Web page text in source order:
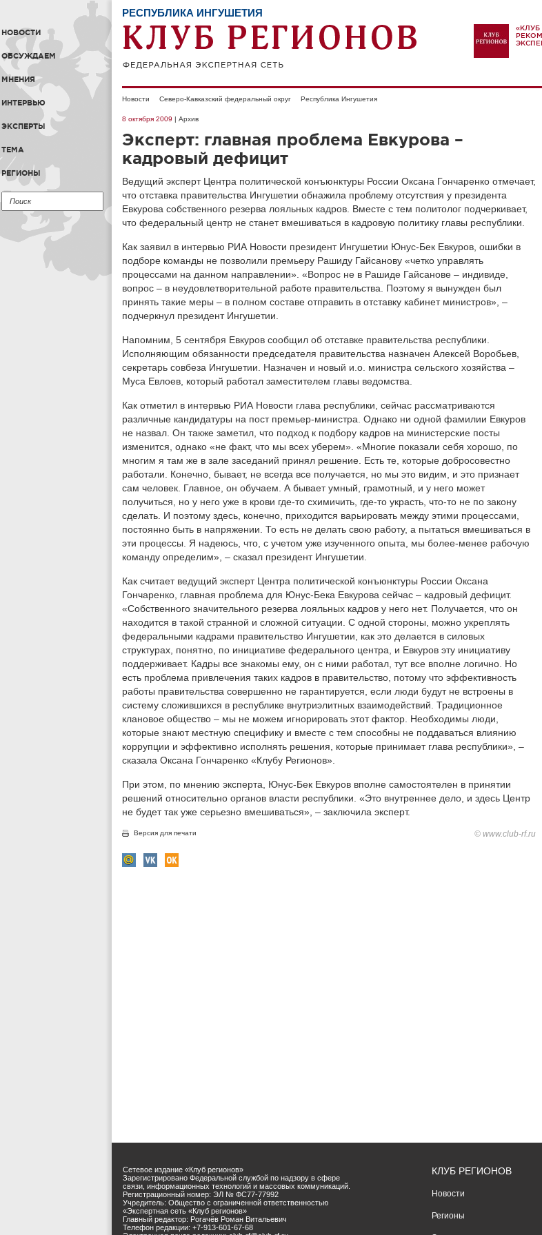
НОВОСТИ
ОБСУЖДАЕМ
МНЕНИЯ
ИНТЕРВЬЮ
ЭКСПЕРТЫ
ТЕМА
РЕГИОНЫ
РЕСПУБЛИКА ИНГУШЕТИЯ
Новости Северо-Кавказский федеральный округ Республика Ингушетия
8 октября 2009 | Архив
Эксперт: главная проблема Евкурова –
кадровый дефицит
Ведущий эксперт Центра политической конъюнктуры России Оксана Гончаренко отмечает,
что отставка правительства Ингушетии обнажила проблему отсутствия у президента
Евкурова собственного резерва лояльных кадров. Вместе с тем политолог подчеркивает,
что федеральный центр не станет вмешиваться в кадровую политику главы республики.
Как заявил в интервью РИА Новости президент Ингушетии Юнус-Бек Евкуров, ошибки в
подборе команды не позволили премьеру Рашиду Гайсанову «четко управлять
процессами на данном направлении». «Вопрос не в Рашиде Гайсанове – индивиде,
вопрос – в неудовлетворительной работе правительства. Поэтому я вынужден был
принять такие меры – в полном составе отправить в отставку кабинет министров», –
подчеркнул президент Ингушетии.
Напомним, 5 сентября Евкуров сообщил об отставке правительства республики.
Исполняющим обязанности председателя правительства назначен Алексей Воробьев,
секретарь совбеза Ингушетии. Назначен и новый и.о. министра сельского хозяйства –
Муса Евлоев, который работал заместителем главы ведомства.
Как отметил в интервью РИА Новости глава республики, сейчас рассматриваются
различные кандидатуры на пост премьер-министра. Однако ни одной фамилии Евкуров
не назвал. Он также заметил, что подход к подбору кадров на министерские посты
изменится, однако «не факт, что мы всех уберем». «Многие показали себя хорошо, по
многим я там же в зале заседаний принял решение. Есть те, которые добросовестно
работали. Конечно, бывает, не всегда все получается, но мы это видим, и это признает
сам человек. Главное, он обучаем. А бывает умный, грамотный, и у него может
получиться, но у него уже в крови где-то схимичить, где-то украсть, что-то не по закону
сделать. И поэтому здесь, конечно, приходится варьировать между этими процессами,
постоянно быть в напряжении. То есть не делать свою работу, а пытаться вмешиваться в
эти процессы. Я надеюсь, что, с учетом уже изученного опыта, мы более-менее рабочую
команду определим», – сказал президент Ингушетии.
Как считает ведущий эксперт Центра политической конъюнктуры России Оксана
Гончаренко, главная проблема для Юнус-Бека Евкурова сейчас – кадровый дефицит.
«Собственного значительного резерва лояльных кадров у него нет. Получается, что он
находится в такой странной и сложной ситуации. С одной стороны, можно укреплять
федеральными кадрами правительство Ингушетии, как это делается в силовых
структурах, понятно, по инициативе федерального центра, и Евкуров эту инициативу
поддерживает. Кадры все знакомы ему, он с ними работал, тут все вполне логично. Но
есть проблема привлечения таких кадров в правительство, потому что эффективность
работы правительства совершенно не гарантируется, если люди будут не встроены в
систему сложившихся в республике внутриэлитных взаимодействий. Традиционное
клановое общество – мы не можем игнорировать этот фактор. Необходимы люди,
которые знают местную специфику и вместе с тем способны не поддаваться влиянию
коррупции и эффективно исполнять решения, которые принимает глава республики», –
сказала Оксана Гончаренко «Клубу Регионов».
При этом, по мнению эксперта, Юнус-Бек Евкуров вполне самостоятелен в принятии
решений относительно органов власти республики. «Это внутреннее дело, и здесь Центр
не будет так уже серьезно вмешиваться», – заключила эксперт.
Версия для печати © www.club-rf.ru
Сетевое издание «Клуб регионов»
Зарегистрировано Федеральной службой по надзору в сфере
связи, информационных технологий и массовых коммуникаций.
Регистрационный номер: ЭЛ № ФС77-77992
Учредитель: Общество с ограниченной ответственностью
«Экспертная сеть «Клуб регионов»
Главный редактор: Рогачёв Роман Витальевич
Телефон редакции: +7-913-601-67-68
КЛУБ РЕГИОНОВ
Новости
Регионы